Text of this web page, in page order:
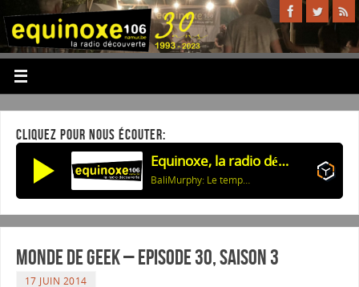
CLIQUEZ POUR NOUS ÉCOUTER:
Equinoxe, la radio découverte
BaliMurphy: Le temps des corbeaux
Monde de Geek – Episode 30, saison 3
17 JUIN 2014